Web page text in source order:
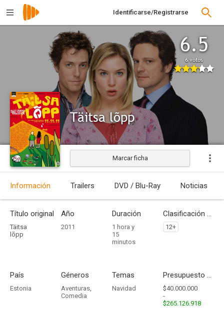
Identificarse/Registrarse
6.5
6 votos
Täitsa lõpp
Estrenada
Marcar ficha
Información Trailers DVD / Blu-Ray Noticias
Título original
Täitsa
lõpp
Año
2011
Duración
1 hora y
15
minutos
Clasificación por edades
12+
País
Estonia
Géneros
Aventuras,
Comedia
Temas
Navidad
Presupuesto - Ingresos
$40.000.000
-
$265.126.918